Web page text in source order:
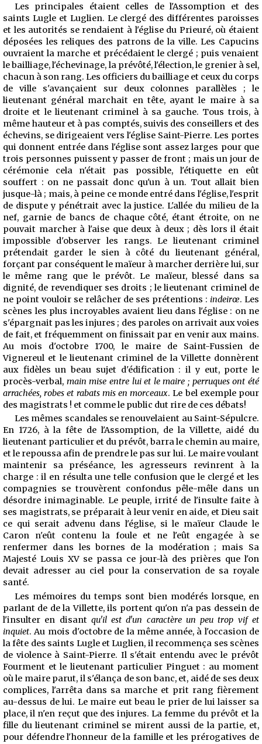
Les principales étaient celles de l'Assomption et des
saints Lugle et Luglien. Le clergé des différentes paroisses
et les autorités se rendaient à l'église du Prieuré, où étaient
déposées les reliques des patrons de la ville. Les Capucins
ouvraient la marche et précédaient le clergé ; puis venaient
le bailliage, l'échevinage, la prévôté, l'élection, le grenier à sel,
chacun à son rang. Les officiers du bailliage et ceux du corps
de ville s'avançaient sur deux colonnes parallèles ; le
lieutenant général marchait en tête, ayant le maire à sa
droite et le lieutenant criminel à sa gauche. Tous trois, à
même hauteur et à pas comptés, suivis des conseillers et des
échevins, se dirigeaient vers l'église Saint-Pierre. Les portes
qui donnent entrée dans l'église sont assez larges pour que
trois personnes puissent y passer de front ; mais un jour de
cérémonie cela n'était pas possible, l'étiquette en eût
souffert : on ne passait donc qu'un à un. Tout allait bien
jusque-là ; mais, à peine ce monde entré dans l'église, l'esprit
de dispute y pénétrait avec la justice. L'allée du milieu de la
nef, garnie de bancs de chaque côté, étant étroite, on ne
pouvait marcher à l'aise que deux à deux ; dès lors il était
impossible d'observer les rangs. Le lieutenant criminel
prétendait garder le sien à côté du lieutenant général,
forçant par conséquent le maïeur à marcher derrière lui, sur
le même rang que le prévôt. Le maïeur, blessé dans sa
dignité, de revendiquer ses droits ; le lieutenant criminel de
ne point vouloir se relâcher de ses prétentions : indeirœ. Les
scènes les plus incroyables avaient lieu dans l'église : on ne
s'épargnait pas les injures ; des paroles on arrivait aux voies
de fait, et fréquemment on finissait par en venir aux mains.
Au mois d'octobre 1700, le maire de Saint-Fussien de
Vignereul et le lieutenant criminel de la Villette donnèrent
aux fidèles un beau sujet d'édification : il y eut, porte le
procès-verbal, main mise entre lui et le maire ; perruques ont été
arrachées, robes et rabats mis en morceaux. Le bel exemple pour
des magistrats ! et comme le public dut rire de ces débats!
Les mêmes scandales se renouvelaient au Saint-Sépulcre.
En 1726, à la fête de l'Assomption, de la Villette, aidé du
lieutenant particulier et du prévôt, barra le chemin au maire,
et le repoussa afin de prendre le pas sur lui. Le maire voulant
maintenir sa préséance, les agresseurs revinrent à la
charge : il en résulta une telle confusion que le clergé et les
compagnies se trouvèrent confondus pêle-mêle dans un
désordre inimaginable. Le peuple, irrité de l'insulte faite à
ses magistrats, se préparait à leur venir en aide, et Dieu sait
ce qui serait advenu dans l'église, si le maïeur Claude le
Caron n'eût contenu la foule et ne l'eût engagée à se
renfermer dans les bornes de la modération ; mais Sa
Majesté Louis XV se passa ce jour-là des prières que l'on
devait adresser au ciel pour la conservation de sa royale
santé.
Les mémoires du temps sont bien modérés lorsque, en
parlant de de la Villette, ils portent qu'on n'a pas dessein de
l'insulter en disant qu'il est d'un caractère un peu trop vif et
inquiet. Au mois d'octobre de la même année, à l'occasion de
la fête des saints Lugle et Luglien, il recommença ses scènes
de violence à Saint-Pierre. Il s'était entendu avec le prévôt
Fourment et le lieutenant particulier Pinguet : au moment
où le maire parut, il s'élança de son banc, et, aidé de ses deux
complices, l'arrêta dans sa marche et prit rang fièrement
au-dessus de lui. Le maire eut beau le prier de lui laisser sa
place, il n'en reçut que des injures. La femme du prévôt et la
fille du lieutenant criminel se mirent aussi de la partie, et,
pour défendre l'honneur de la famille et les prérogatives de